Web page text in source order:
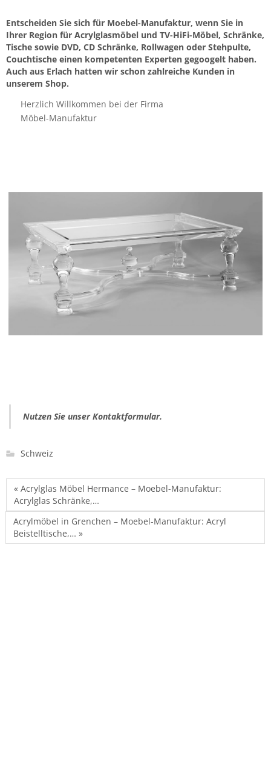
Entscheiden Sie sich für Moebel-Manufaktur, wenn Sie in
Ihrer Region für Acrylglasmöbel und TV-HiFi-Möbel, Schränke,
Tische sowie DVD, CD Schränke, Rollwagen oder Stehpulte,
Couchtische einen kompetenten Experten gegoogelt haben.
Auch aus Erlach hatten wir schon zahlreiche Kunden in
unserem Shop.
Herzlich Willkommen bei der Firma
Möbel-Manufaktur
Nutzen Sie unser Kontaktformular.
Schweiz
« Acrylglas Möbel Hermance – Moebel-Manufaktur:
Acrylglas Schränke,…
Acrylmöbel in Grenchen – Moebel-Manufaktur: Acryl
Beistelltische,… »